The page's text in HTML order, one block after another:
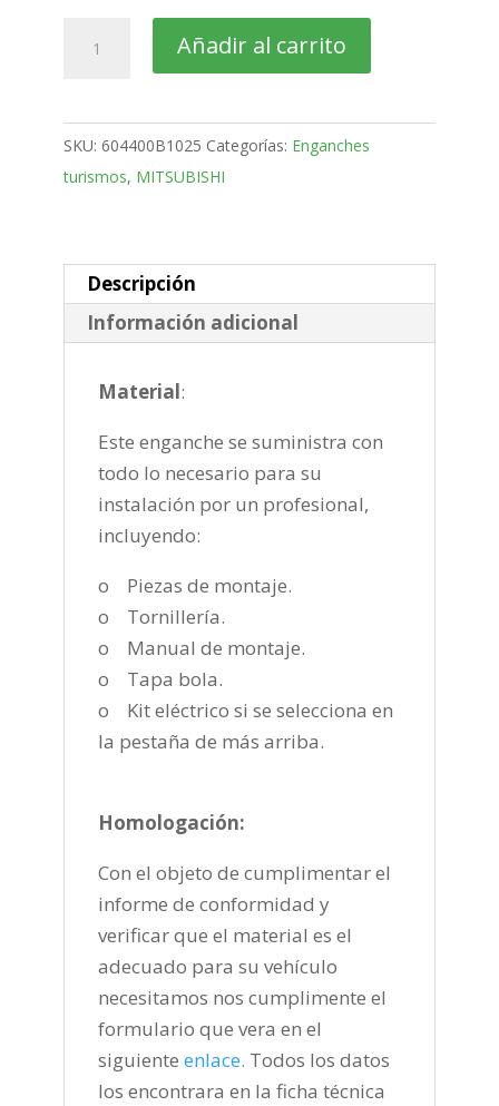
L200
up
Bola
placa
2019
cantidad
Añadir al carrito
SKU: 604400B1025 Categorías: Enganches
turismos, MITSUBISHI
Descripción
Información adicional
Material:
Este enganche se suministra con
todo lo necesario para su
instalación por un profesional,
incluyendo:
o Piezas de montaje.
o Tornillería.
o Manual de montaje.
o Tapa bola.
o Kit eléctrico si se selecciona en
la pestaña de más arriba.
Homologación:
Con el objeto de cumplimentar el
informe de conformidad y
verificar que el material es el
adecuado para su vehículo
necesitamos nos cumplimente el
formulario que vera en el
siguiente enlace. Todos los datos
los encontrara en la ficha técnica